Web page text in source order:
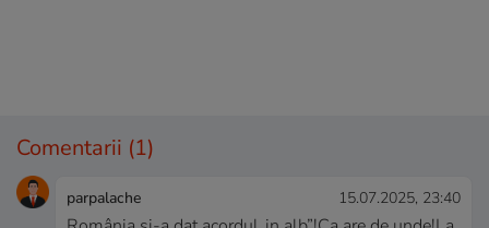
Comentarii (1)
parpalache 15.07.2025, 23:40